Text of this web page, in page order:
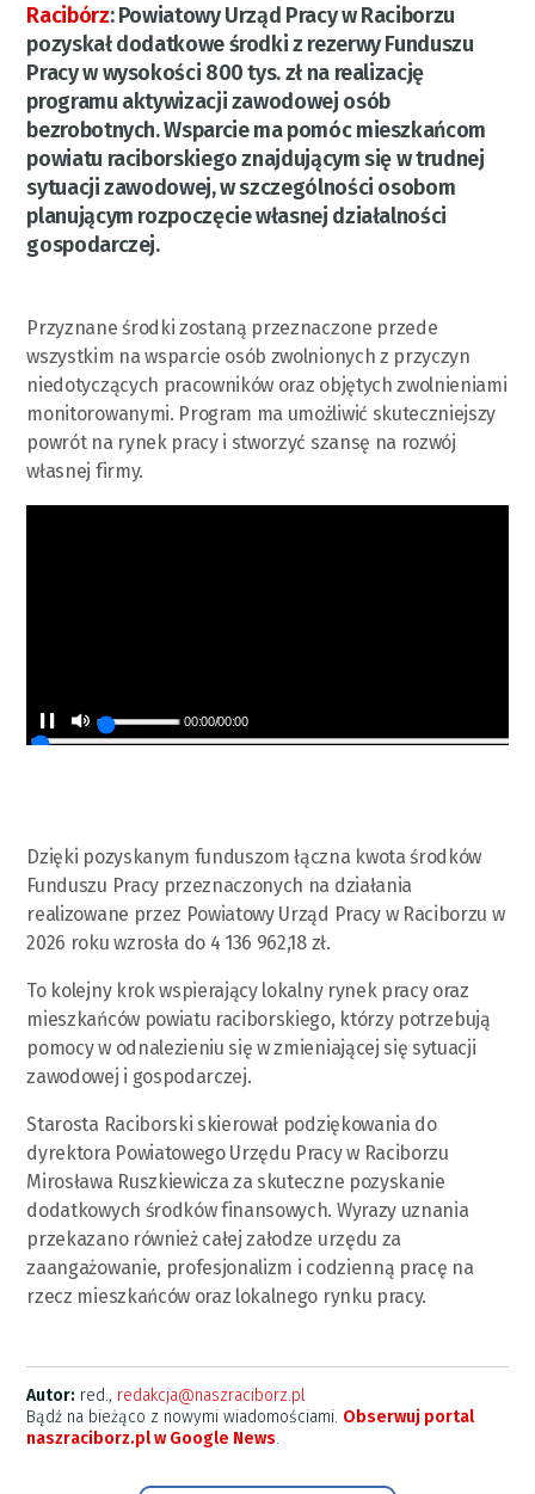
Racibórz:Powiatowy Urząd Pracy w Raciborzu
pozyskał dodatkowe środki z rezerwy Funduszu
Pracy w wysokości 800 tys. zł na realizację
programu aktywizacji zawodowej osób
bezrobotnych. Wsparcie ma pomóc mieszkańcom
powiatu raciborskiego znajdującym się w trudnej
sytuacji zawodowej, w szczególności osobom
planującym rozpoczęcie własnej działalności
gospodarczej.
Przyznane środki zostaną przeznaczone przede
wszystkim na wsparcie osób zwolnionych z przyczyn
niedotyczących pracowników oraz objętych zwolnieniami
monitorowanymi. Program ma umożliwić skuteczniejszy
powrót na rynek pracy i stworzyć szansę na rozwój
własnej firmy.
00:00/00:00
Dzięki pozyskanym funduszom łączna kwota środków
Funduszu Pracy przeznaczonych na działania
realizowane przez Powiatowy Urząd Pracy w Raciborzu w
2026 roku wzrosła do 4 136 962,18 zł.
To kolejny krok wspierający lokalny rynek pracy oraz
mieszkańców powiatu raciborskiego, którzy potrzebują
pomocy w odnalezieniu się w zmieniającej się sytuacji
zawodowej i gospodarczej.
Starosta Raciborski skierował podziękowania do
dyrektora Powiatowego Urzędu Pracy w Raciborzu
Mirosława Ruszkiewicza za skuteczne pozyskanie
dodatkowych środków finansowych. Wyrazy uznania
przekazano również całej załodze urzędu za
zaangażowanie, profesjonalizm i codzienną pracę na
rzecz mieszkańców oraz lokalnego rynku pracy.
Autor: red., redakcja@naszraciborz.pl
Bądź na bieżąco z nowymi wiadomościami. Obserwuj portal
naszraciborz.pl w Google News.